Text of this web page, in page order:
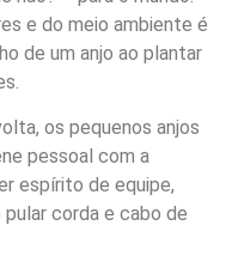
e do meio ambiente é
de um anjo ao plantar
os pequenos anjos
pessoal com a
espírito de equipe,
corda e cabo de